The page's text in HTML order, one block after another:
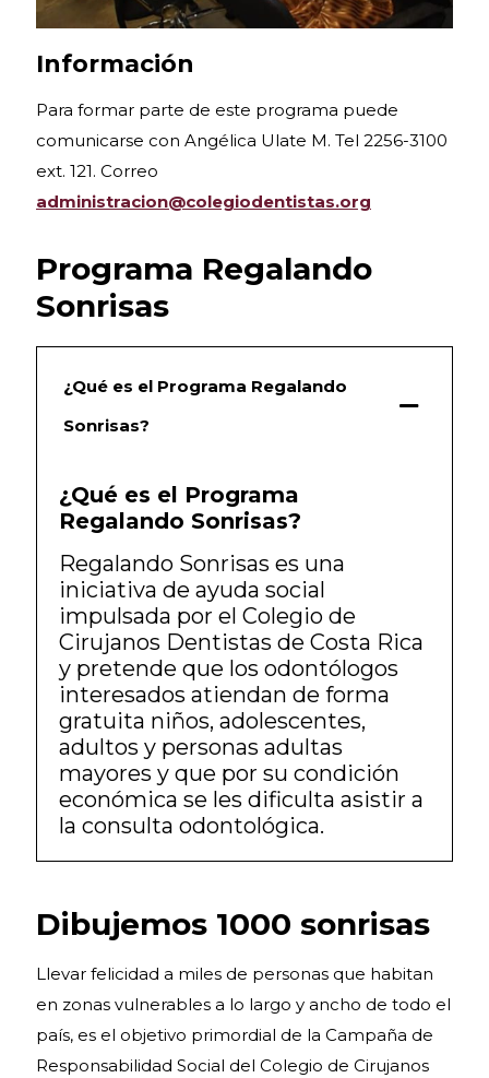
Información
Para formar parte de este programa puede
comunicarse con Angélica Ulate M. Tel 2256-3100
ext. 121. Correo
administracion@colegiodentistas.org
Programa Regalando
Sonrisas
¿Qué es el Programa Regalando
Sonrisas?
¿Qué es el Programa
Regalando Sonrisas?
Regalando Sonrisas es una
iniciativa de ayuda social
impulsada por el Colegio de
Cirujanos Dentistas de Costa Rica
y pretende que los odontólogos
interesados atiendan de forma
gratuita niños, adolescentes,
adultos y personas adultas
mayores y que por su condición
económica se les dificulta asistir a
la consulta odontológica.
Dibujemos 1000 sonrisas
Llevar felicidad a miles de personas que habitan
en zonas vulnerables a lo largo y ancho de todo el
país, es el objetivo primordial de la Campaña de
Responsabilidad Social del Colegio de Cirujanos